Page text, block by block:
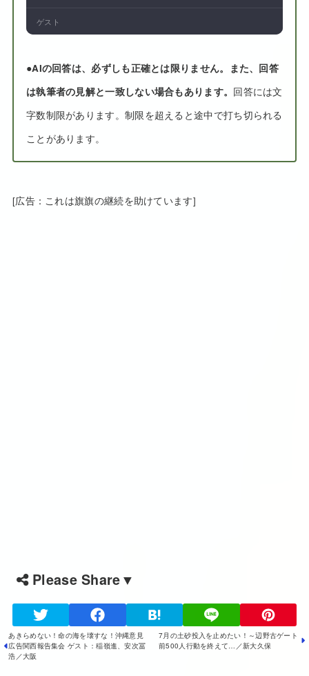
ゲスト
●AIの回答は、必ずしも正確とは限りません。また、回答
は執筆者の見解と一致しない場合もあります。 回答には文
字数制限があります。制限を超えると途中で打ち切られる
ことがあります。
[広告：これは旗旗の継続を助けています]
Please Share▼
7月の土砂投入を止めたい！～辺野古ゲート
前500人行動を終えて…／新大久保
あきらめない！命の海を壊すな！沖縄意見
広告関西報告集会 ゲスト：稲嶺進、安次冨
浩／大阪